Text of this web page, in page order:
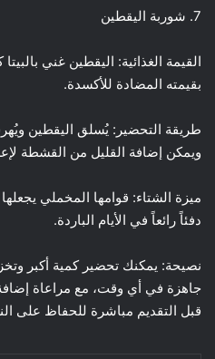
7. شوربة اليقطين
بقيمته المضادة للأكسدة.
طريقة التحضير: يُسلق اليقطين
ويمكن إضافة القليل من القشطة
ميزة الشتاء: قوامها المخملي يجعلها
دفئاً رائعاً في الأيام الباردة.
نصيحة: يمكنك تحضير كمية أكبر
جاهزة في أي وقت، مع مراعاة
قبل التقديم مباشرة للحفاظ على